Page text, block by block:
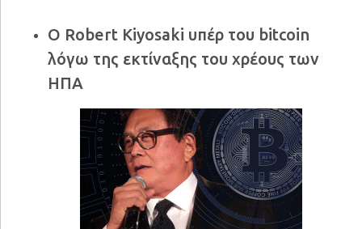
Ο Robert Kiyosaki υπέρ του bitcoin
λόγω της εκτίναξης του χρέους των
ΗΠΑ